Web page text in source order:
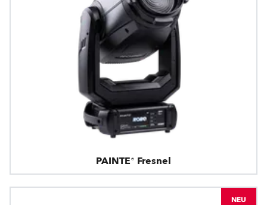
PAINTE® Fresnel
NEU